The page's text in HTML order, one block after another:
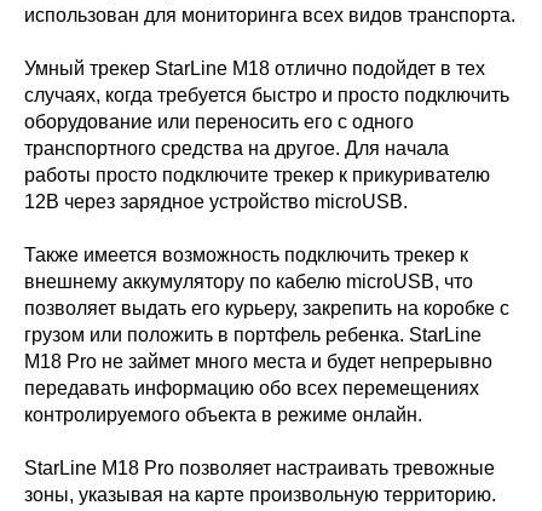
использован для мониторинга всех видов транспорта.
Умный трекер StarLine М18 отлично подойдет в тех
случаях, когда требуется быстро и просто подключить
оборудование или переносить его с одного
транспортного средства на другое. Для начала
работы просто подключите трекер к прикуривателю
12В через зарядное устройство microUSB.
Также имеется возможность подключить трекер к
внешнему аккумулятору по кабелю microUSB, что
позволяет выдать его курьеру, закрепить на коробке с
грузом или положить в портфель ребенка. StarLine
M18 Pro не займет много места и будет непрерывно
передавать информацию обо всех перемещениях
контролируемого объекта в режиме онлайн.
StarLine M18 Pro позволяет настраивать тревожные
зоны, указывая на карте произвольную территорию.